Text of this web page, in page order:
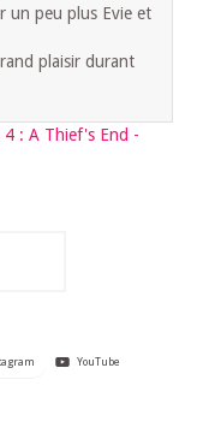
un peu plus Evie et
plaisir durant
4 : A Thief's End -
YouTube